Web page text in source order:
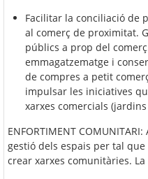
Facilitar la conciliació de
al comerç de proximitat.
públics a prop del
emmagatzematge i
de compres a petit
impulsar les iniciatives
xarxes comercials
ENFORTIMENT
gestió dels espais per tal
crear xarxes comunitàries.